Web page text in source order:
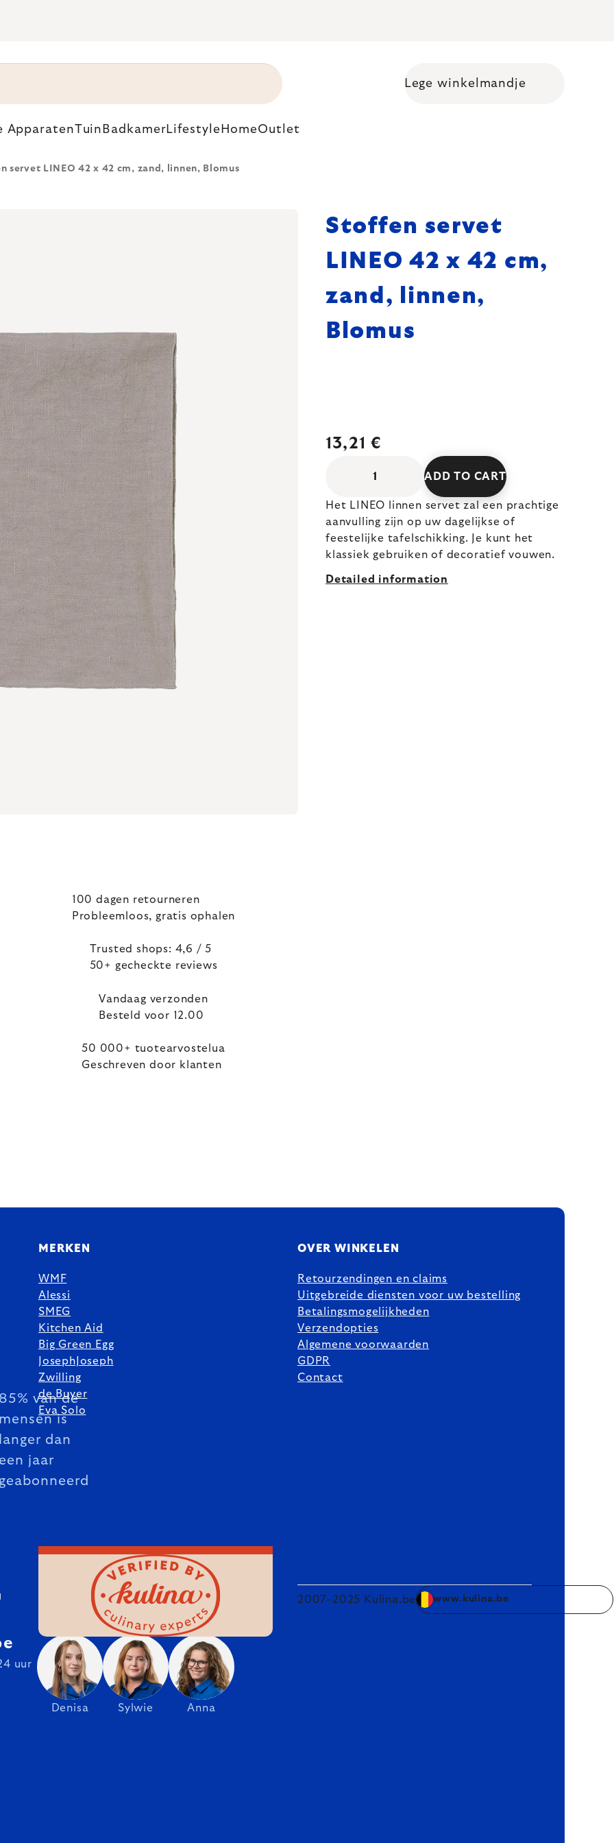
Shopping cart
Lege winkelmandje
ApparatenTuin BadkamerLifestyle HomeOutlet
servet LINEO 42 x 42 cm, zand, linnen, Blomus
Stoffen servet
LINEO 42 x 42 cm,
zand, linnen,
Blomus
13,21 €
ADD TO CART
Het LINEO linnen servet zal een prachtige
aanvulling zijn op uw dagelijkse of
feestelijke tafelschikking. Je kunt het
klassiek gebruiken of decoratief vouwen.
Detailed information
100 dagen retourneren
Probleemloos, gratis ophalen
Trusted shops: 4,6 / 5
50+ gecheckte reviews
Vandaag verzonden
Besteld voor 12.00
50 000+ tuotearvostelua
Geschreven door klanten
85% van de
mensen is
langer dan
een jaar
geabonneerd
MERKEN
WMF
Alessi
SMEG
Kitchen Aid
Big Green Egg
JosephJoseph
Zwilling
de Buyer
Eva Solo
OVER WINKELEN
Retourzendingen en claims
Uitgebreide diensten voor uw bestelling
Betalingsmogelijkheden
Verzendopties
Algemene voorwaarden
GDPR
Contact
Denisa Sylwie Anna
uur
2007–2025 Kulina.be www.kulina.be